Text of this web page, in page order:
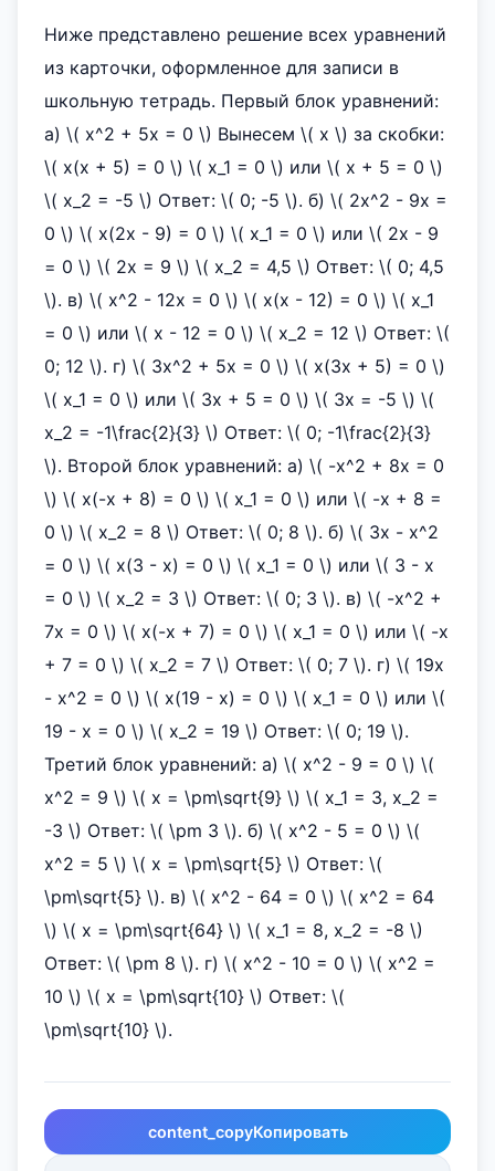
Ниже представлено решение всех уравнений
из карточки, оформленное для записи в
школьную тетрадь. Первый блок уравнений:
а) \( x^2 + 5x = 0 \) Вынесем \( x \) за скобки:
\( x(x + 5) = 0 \) \( x_1 = 0 \) или \( x + 5 = 0 \)
\( x_2 = -5 \) Ответ: \( 0; -5 \). б) \( 2x^2 - 9x =
0 \) \( x(2x - 9) = 0 \) \( x_1 = 0 \) или \( 2x - 9
= 0 \) \( 2x = 9 \) \( x_2 = 4,5 \) Ответ: \( 0; 4,5
\). в) \( x^2 - 12x = 0 \) \( x(x - 12) = 0 \) \( x_1
= 0 \) или \( x - 12 = 0 \) \( x_2 = 12 \) Ответ: \(
0; 12 \). г) \( 3x^2 + 5x = 0 \) \( x(3x + 5) = 0 \)
\( x_1 = 0 \) или \( 3x + 5 = 0 \) \( 3x = -5 \) \(
x_2 = -1\frac{2}{3} \) Ответ: \( 0; -1\frac{2}{3}
\). Второй блок уравнений: а) \( -x^2 + 8x = 0
\) \( x(-x + 8) = 0 \) \( x_1 = 0 \) или \( -x + 8 =
0 \) \( x_2 = 8 \) Ответ: \( 0; 8 \). б) \( 3x - x^2
= 0 \) \( x(3 - x) = 0 \) \( x_1 = 0 \) или \( 3 - x
= 0 \) \( x_2 = 3 \) Ответ: \( 0; 3 \). в) \( -x^2 +
7x = 0 \) \( x(-x + 7) = 0 \) \( x_1 = 0 \) или \( -x
+ 7 = 0 \) \( x_2 = 7 \) Ответ: \( 0; 7 \). г) \( 19x
- x^2 = 0 \) \( x(19 - x) = 0 \) \( x_1 = 0 \) или \(
19 - x = 0 \) \( x_2 = 19 \) Ответ: \( 0; 19 \).
Третий блок уравнений: а) \( x^2 - 9 = 0 \) \(
x^2 = 9 \) \( x = \pm\sqrt{9} \) \( x_1 = 3, x_2 =
-3 \) Ответ: \( \pm 3 \). б) \( x^2 - 5 = 0 \) \(
x^2 = 5 \) \( x = \pm\sqrt{5} \) Ответ: \(
\pm\sqrt{5} \). в) \( x^2 - 64 = 0 \) \( x^2 = 64
\) \( x = \pm\sqrt{64} \) \( x_1 = 8, x_2 = -8 \)
Ответ: \( \pm 8 \). г) \( x^2 - 10 = 0 \) \( x^2 =
10 \) \( x = \pm\sqrt{10} \) Ответ: \(
\pm\sqrt{10} \).
content_copyКопировать